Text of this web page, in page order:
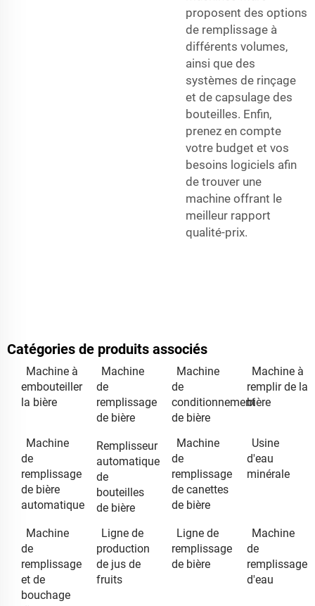
proposent des options
de remplissage à
différents volumes,
ainsi que des
systèmes de rinçage
et de capsulage des
bouteilles. Enfin,
prenez en compte
votre budget et vos
besoins logiciels afin
de trouver une
machine offrant le
meilleur rapport
qualité-prix.
Catégories de produits associés
Machine à
embouteiller
la bière
Machine
de
remplissage
de bière
Machine
de
conditionnement
de bière
Machine à
remplir de la
bière
Machine
de
remplissage
de bière
automatique
Remplisseur
automatique
de
bouteilles
de bière
Machine
de
remplissage
de canettes
de bière
Usine
d'eau
minérale
Machine
de
remplissage
et de
bouchage
Ligne de
production
de jus de
fruits
Ligne de
remplissage
de bière
Machine
de
remplissage
d'eau